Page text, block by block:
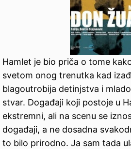
Hamlet je bio priča o tome
svetom onog trenutka kad
blagoutrobija detinjstva i
stvar. Događaji koji postoje u
ekstremni, ali na scenu se
događaji, a ne dosadna
to bilo prirodno. Ja sam tada